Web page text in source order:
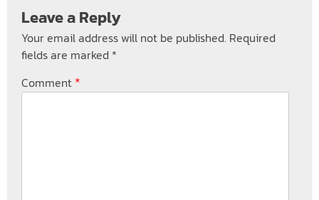
Leave a Reply
Your email address will not be published. Required
fields are marked *
Comment *